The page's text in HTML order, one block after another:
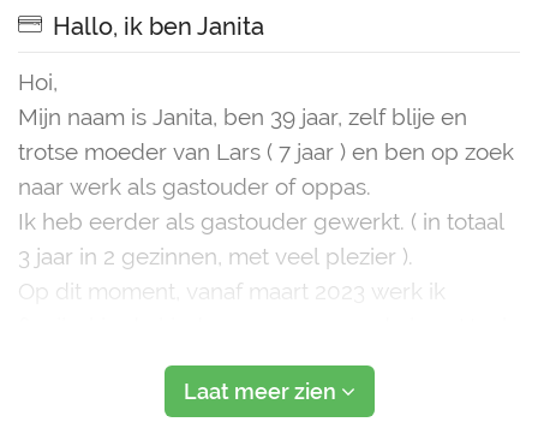
Hallo, ik ben Janita
Hoi,
Mijn naam is Janita, ben 39 jaar, zelf blije en
trotse moeder van Lars ( 7 jaar ) en ben op zoek
naar werk als gastouder of oppas.
Ik heb eerder als gastouder gewerkt. ( in totaal
3 jaar in 2 gezinnen, met veel plezier ).
Op dit moment, vanaf maart 2023 werk ik
erg leuk, maar ik merk dat ik het ook fijn vind
om met bijv maar 2 kinderen te zi
Laat meer zien